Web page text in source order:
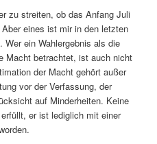
zu streiten, ob das Anfang Juli
eines ist mir in den letzten
Wer ein Wahlergebnis als die
Macht betrachtet, ist auch nicht
der Macht gehört außer
vor der Verfassung, der
auf Minderheiten. Keine
er ist lediglich mit einer